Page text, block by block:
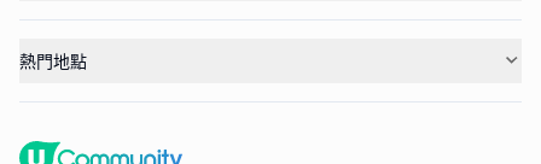
熱門地點